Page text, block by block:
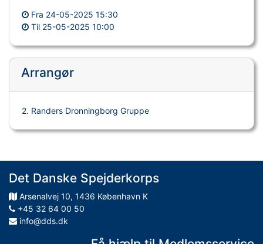
Fra 24-05-2025 15:30
Til 25-05-2025 10:00
Arrangør
2. Randers Dronningborg Gruppe
Det Danske Spejderkorps
Arsenalvej 10, 1436 København K
+45 32 64 00 50
info@dds.dk